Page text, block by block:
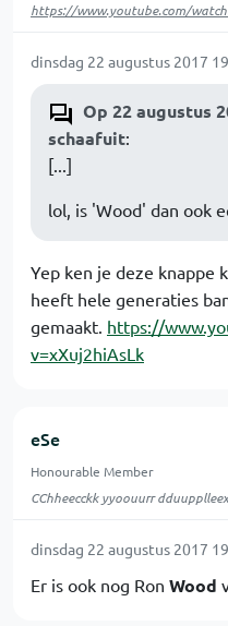
https://www.youtube.com/
dinsdag 22 augustus 2017
Op 22 augustus
schaafuit:
[...]
lol, is 'Wood' dan ook
Yep ken je deze knappe
heeft hele generaties
gemaakt. https://
v=xXuj2hiAsLk
eSe
Honourable Member
CChheecckk yyoouurr
dinsdag 22 augustus 2017
Er is ook nog Ron Wood